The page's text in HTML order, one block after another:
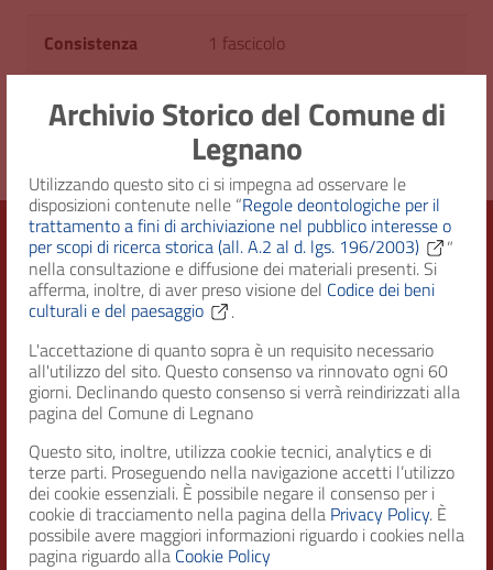
Archivio Storico del Comune di
Legnano
Utilizzando questo sito ci si impegna ad osservare le
disposizioni contenute nelle “Regole deontologiche per il
trattamento a fini di archiviazione nel pubblico interesse o
per scopi di ricerca storica (all. A.2 al d. lgs. 196/2003)
”
nella consultazione e diffusione dei materiali presenti. Si
afferma, inoltre, di aver preso visione del Codice dei beni
culturali e del paesaggio
.
L'accettazione di quanto sopra è un requisito necessario
all'utilizzo del sito. Questo consenso va rinnovato ogni 60
giorni. Declinando questo consenso si verrà reindirizzati alla
pagina del Comune di Legnano
Questo sito, inoltre, utilizza cookie tecnici, analytics e di
terze parti. Proseguendo nella navigazione accetti l’utilizzo
dei cookie essenziali. È possibile negare il consenso per i
cookie di tracciamento nella pagina della Privacy Policy. È
possibile avere maggiori informazioni riguardo i cookies nella
pagina riguardo alla Cookie Policy
Consistenza 1 fascicolo
Diritto d'accesso Uso pubblico
Città di Legnano – Archivio Storico
RECAPITI
Indirizzo
Piazza San Magno 9
20025, Legnano (MI)
Telefono
(+39) 0331471111